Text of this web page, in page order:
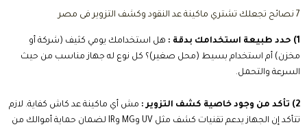
7 نصائح تجعلك تشتري ماكينة عد النقود وكشف التزوير فى مصر
1) حدد طبيعة استخدامك بدقة :
هل استخدامك يومي كثيف (شركة أو
مخزن) أم استخدام بسيط (محل صغير)؟ كل نوع له جهاز مناسب من حيث
السرعة والتحمل.
2) تأكد من وجود خاصية كشف التزوير :
مش أي ماكينة عد كاش كفاية. لازم
تتأكد إن الجهاز يدعم تقنيات كشف مثل UV وMG وIR لضمان حماية أموالك من